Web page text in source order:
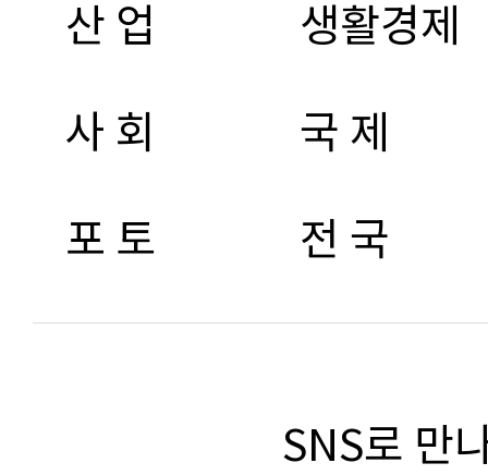
산 업
생활경제
사 회
국 제
포 토
전 국
SNS로 만